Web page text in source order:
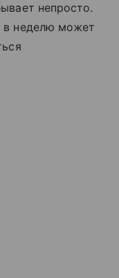
непросто.
в неделю может